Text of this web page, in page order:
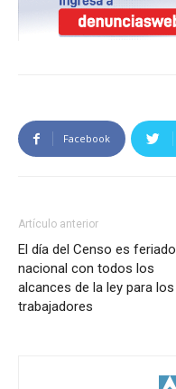
Facebook
Artículo anterior
El día del Censo es feriado
nacional con todos los
alcances de la ley para los
trabajadores